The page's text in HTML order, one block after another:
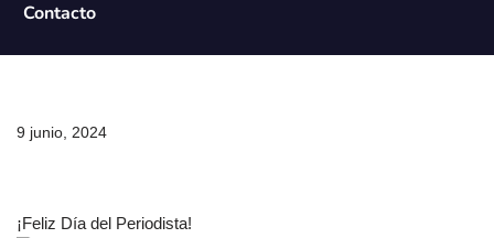
Contacto
9 junio, 2024
¡Feliz Día del Periodista!